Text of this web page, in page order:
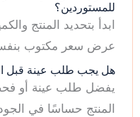
للمستوردين؟
ابدأ بتحديد المنتج
عرض سعر مكتوب
هل يجب طلب عينة قبل
يفضل طلب عينة أو
المنتج حساسًا في